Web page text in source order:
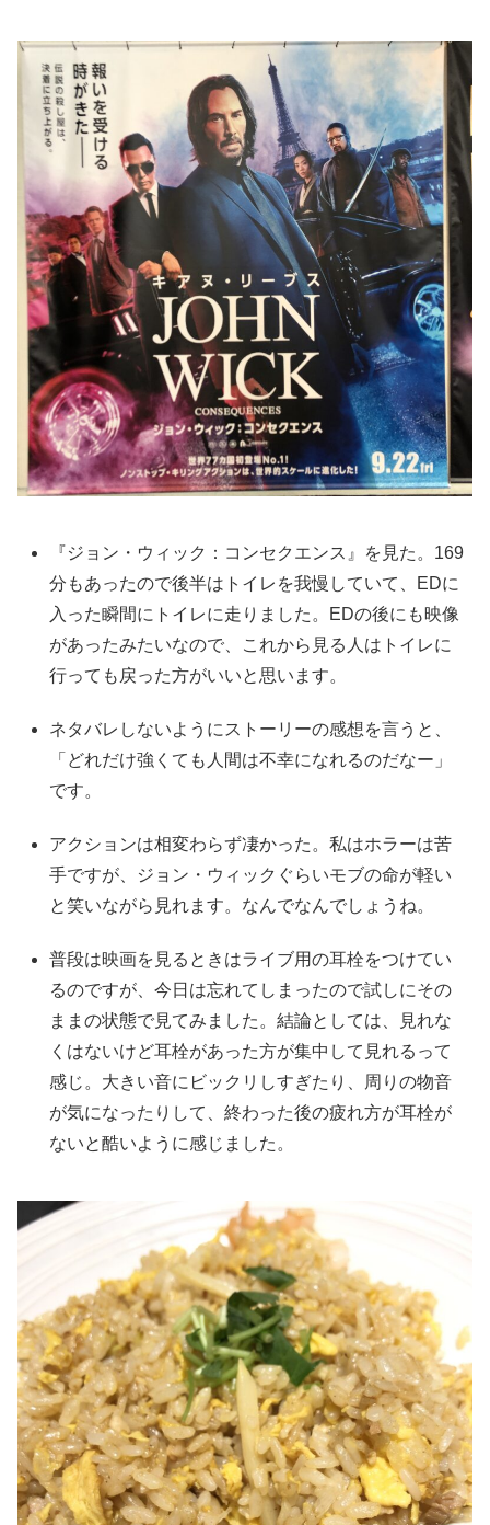
『ジョン・ウィック：コンセクエンス』を見た。169
分もあったので後半はトイレを我慢していて、EDに
入った瞬間にトイレに走りました。EDの後にも映像
があったみたいなので、これから見る人はトイレに
行っても戻った方がいいと思います。
ネタバレしないようにストーリーの感想を言うと、
「どれだけ強くても人間は不幸になれるのだなー」
です。
アクションは相変わらず凄かった。私はホラーは苦
手ですが、ジョン・ウィックぐらいモブの命が軽い
と笑いながら見れます。なんでなんでしょうね。
普段は映画を見るときはライブ用の耳栓をつけてい
るのですが、今日は忘れてしまったので試しにその
ままの状態で見てみました。結論としては、見れな
くはないけど耳栓があった方が集中して見れるって
感じ。大きい音にビックリしすぎたり、周りの物音
が気になったりして、終わった後の疲れ方が耳栓が
ないと酷いように感じました。